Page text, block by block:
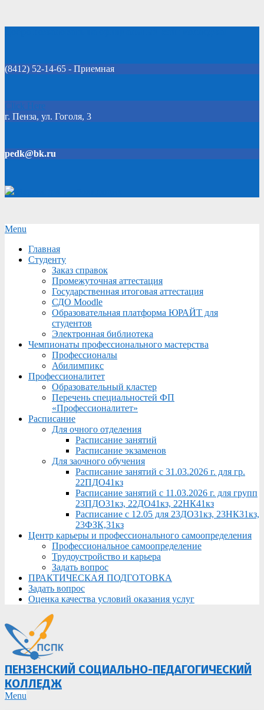
(8412) 52-14-65 - Приемная
Click Here
г. Пенза, ул. Гоголя, 3
pedk@bk.ru
Secondary
Menu
Menu
Главная
Студенту
Заказ справок
Промежуточная аттестация
Государственная итоговая аттестация
СДО Moodle
Образовательная платформа ЮРАЙТ для
студентов
Электронная библиотека
Чемпионаты профессионального мастерства
Профессионалы
Абилимпикс
Профессионалитет
Образовательный кластер
Перечень специальностей ФП
«Профессионалитет»
Расписание
Для очного отделения
Расписание занятий
Расписание экзаменов
Для заочного обучения
Расписание занятий с 31.03.2026 г. для гр.
22ПДО41кз
Расписание занятий с 11.03.2026 г. для групп
23ПДО31кз, 22ДО41кз, 22НК41кз
Расписание с 12.05 для 23ДО31кз, 23НК31кз,
23ФЗК,31кз
Центр карьеры и профессионального самоопределения
Профессиональное самоопределение
Трудоустройство и карьера
Задать вопрос
ПРАКТИЧЕСКАЯ ПОДГОТОВКА
Задать вопрос
Оценка качества условий оказания услуг
ПЕНЗЕНСКИЙ СОЦИАЛЬНО-ПЕДАГОГИЧЕСКИЙ
КОЛЛЕДЖ
Primary
Menu